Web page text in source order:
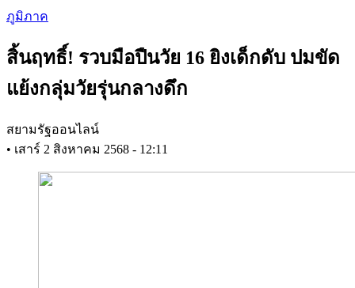
Skip
to
main
content
ภูมิภาค
สิ้นฤทธิ์! รวบมือปืนวัย 16 ยิงเด็กดับ ปมขัด
แย้งกลุ่มวัยรุ่นกลางดึก
สยามรัฐออนไลน์
• เสาร์ 2 สิงหาคม 2568 - 12:11